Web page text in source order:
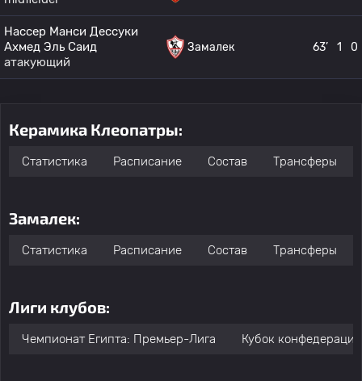
Нассер Манси Дессуки
Ахмед Эль Саид
атакующий
Замалек 63’ 1 0
Керамика Клеопатры:
Статистика Расписание Состав Трансферы
Замалек:
Статистика Расписание Состав Трансферы
Лиги клубов:
Чемпионат Египта: Премьер-Лига Кубок